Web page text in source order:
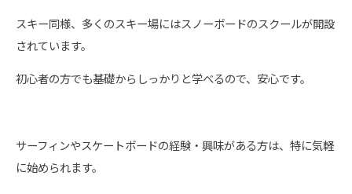
スキー同様、多くのスキー場にはスノーボードのスクールが開設
されています。
初心者の方でも基礎からしっかりと学べるので、安心です。
サーフィンやスケートボードの経験・興味がある方は、特に気軽
に始められます。